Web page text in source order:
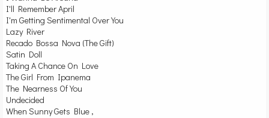
I'll Remember April
I'm Getting Sentimental Over You
Lazy River
Recado Bossa Nova (The Gift)
Satin Doll
Taking A Chance On Love
The Girl From Ipanema
The Nearness Of You
Undecided
When Sunny Gets Blue ,